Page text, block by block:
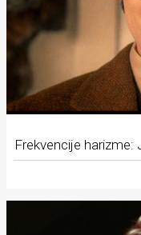
Frekvencije